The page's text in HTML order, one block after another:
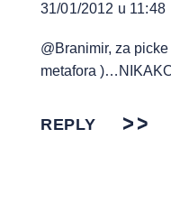
31/01/2012 u 11:48
@Branimir, za
metafora
REPLY